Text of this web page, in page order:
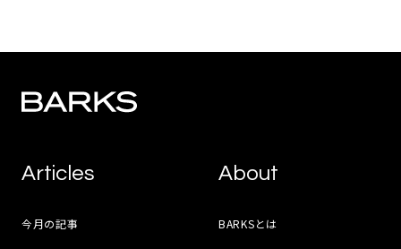
Articles
今月の記事
About
BARKSとは